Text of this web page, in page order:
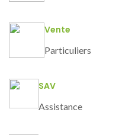
Vente
Particuliers
SAV
Assistance